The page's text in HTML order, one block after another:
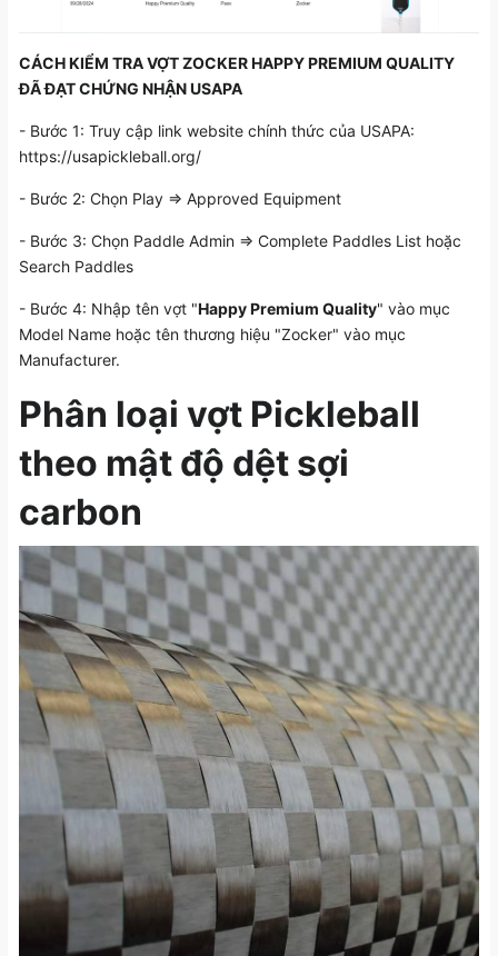
CÁCH KIỂM TRA VỢT ZOCKER HAPPY PREMIUM QUALITY
ĐÃ ĐẠT CHỨNG NHẬN USAPA
- Bước 1: Truy cập link website chính thức của USAPA:
https://usapickleball.org/
- Bước 2: Chọn Play => Approved Equipment
- Bước 3: Chọn Paddle Admin => Complete Paddles List hoặc
Search Paddles
- Bước 4: Nhập tên vợt "Happy Premium Quality" vào mục
Model Name hoặc tên thương hiệu "Zocker" vào mục
Manufacturer.
Phân loại vợt Pickleball
theo mật độ dệt sợi
carbon